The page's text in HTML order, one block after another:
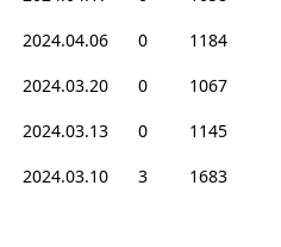
2024.04.06 0
1184
2024.03.20 0
1067
2024.03.13 0
1145
2024.03.10 3 1683